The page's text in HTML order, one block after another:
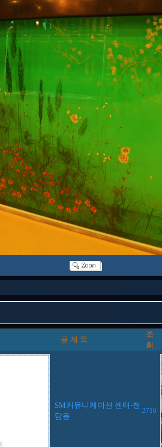
글 제 목
조
회
SM커뮤니케이션 센터-청
담동
2716